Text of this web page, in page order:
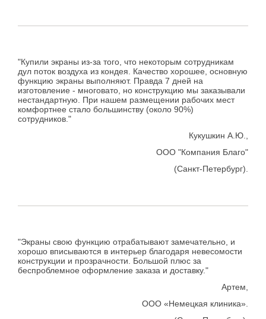
"Купили экраны из-за того, что некоторым сотрудникам
дул поток воздуха из кондея. Качество хорошее, основную
функцию экраны выполняют. Правда 7 дней на
изготовление - многовато, но конструкцию мы заказывали
нестандартную. При нашем размещении рабочих мест
комфортнее стало большинству (около 90%)
сотрудников."
Кукушкин А.Ю.,
ООО "Компания Благо"
(Санкт-Петербург).
"Экраны свою функцию отрабатывают замечательно, и
хорошо вписываются в интерьер благодаря невесомости
конструкции и прозрачности. Большой плюс за
беспроблемное оформление заказа и доставку."
Артем,
ООО «Немецкая клиника».